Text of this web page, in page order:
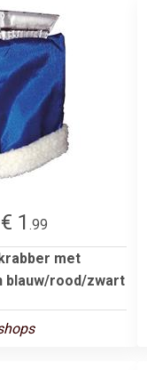
€ 1 .99
met
blauw/rood/zwart